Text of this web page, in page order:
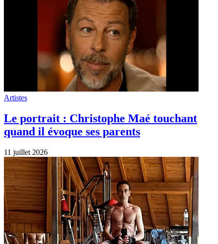
Artistes
Le portrait : Christophe Maé touchant
quand il évoque ses parents
11 juillet 2026